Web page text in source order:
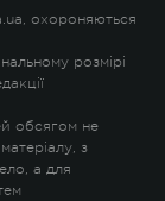
охороняються
розмірі
обсягом не
з
а для